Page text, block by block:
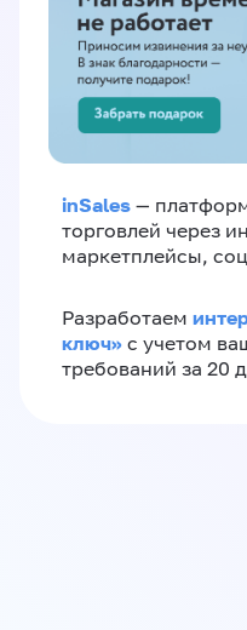
inSales —
торговлей через
маркетплейсы,
Разработаем
ключ»‎ с учетом
требований за 20